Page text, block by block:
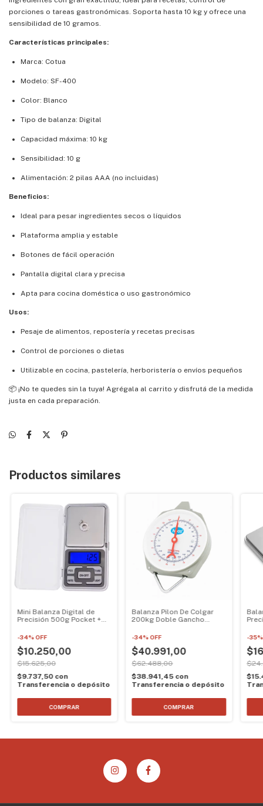
porciones o tareas gastronómicas. Soporta hasta 10 kg y ofrece una
sensibilidad de 10 gramos.
Características principales:
Marca: Cotua
Modelo: SF-400
Color: Blanco
Tipo de balanza: Digital
Capacidad máxima: 10 kg
Sensibilidad: 10 g
Alimentación: 2 pilas AAA (no incluidas)
Beneficios:
Ideal para pesar ingredientes secos o líquidos
Plataforma amplia y estable
Botones de fácil operación
Pantalla digital clara y precisa
Apta para cocina doméstica o uso gastronómico
Usos:
Pesaje de alimentos, repostería y recetas precisas
Control de porciones o dietas
Utilizable en cocina, pastelería, herboristería o envíos pequeños
📦 ¡No te quedes sin la tuya! Agrégala al carrito y disfrutá de la medida
justa en cada preparación.
Productos similares
Mini Balanza Digital de
Precisión 500g Pocket +
-34%OFF
$10.250,00
$15.625,00
$9.737,50 con
Transferencia o depósito
Balanza Pilon De Colgar
200kg Doble Gancho
-34%OFF
$40.991,00
$62.488,00
$38.941,45 con
Transferencia o depósito
-35